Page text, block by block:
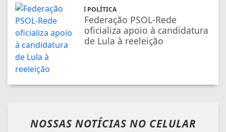
POLÍTICA
Federação PSOL-Rede
oficializa apoio à candidatura
de Lula à reeleição
NOSSAS NOTÍCIAS NO CELULAR